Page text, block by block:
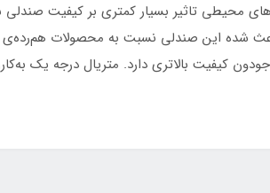
محیطی تاثیر بسیار کمتری بر کیفیت صندلی
شده این صندلی نسبت به محصولات
کیفیت بالاتری دارد. متریال درجه یک